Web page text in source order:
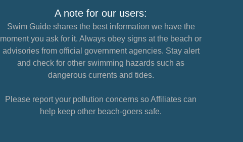
A note for our users:
Swim Guide shares the best information we have the
moment you ask for it. Always obey signs at the beach or
advisories from official government agencies. Stay alert
and check for other swimming hazards such as
dangerous currents and tides.
Please report your pollution concerns so Affiliates can
help keep other beach-goers safe.